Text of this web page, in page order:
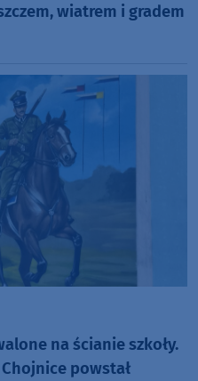
wiatrem i gradem
na ścianie szkoły.
powstał